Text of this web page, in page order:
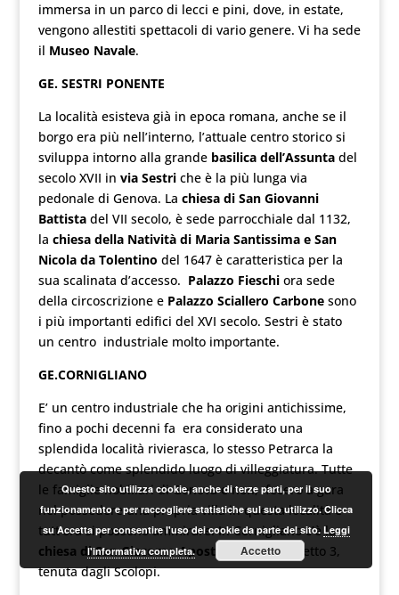
immersa in un parco di lecci e pini, dove, in estate,
vengono allestiti spettacoli di vario genere. Vi ha sede
il Museo Navale.
GE. SESTRI PONENTE
La località esisteva già in epoca romana, anche se il
borgo era più nell’interno, l’attuale centro storico si
sviluppa intorno alla grande basilica dell’Assuntadel
secolo XVII in via Sestriche è la più lunga via
pedonale di Genova. La chiesa di San Giovanni
Battistadel VII secolo, è sede parrocchiale dal 1132,
la chiesa della Natività di Maria Santissima e San
Nicola da Tolentino del 1647 è caratteristica per la
sua scalinata d’accesso. Palazzo Fieschiora sede
della circoscrizione e Palazzo Sciallero Carbonesono
i più importanti edifici del XVI secolo. Sestri è stato
un centro industriale molto importante.
GE.CORNIGLIANO
E’ un centro industriale che ha origini antichissime,
fino a pochi decenni fa era considerato una
splendida località rivierasca, lo stesso Petrarca la
decantò come splendido luogo di villeggiatura. Tutte
le famiglie nobiliari di Genova e non, fecero a gara
nel possedere una propria villa in questa località e
tutt’ora si possono ammirare. In Cornigliano c’è la
chiesa di San Giacomo Apostolo
in Via Cervetto 3,
tenuta dagli Scolopi.
Questo sito utilizza cookie, anche di terze parti, per il suo
funzionamento e per raccogliere statistiche sul suo utilizzo. Clicca
su Accetta per consentire l'uso dei cookie da parte del sito. Leggi
l'informativa completa.
Accetto